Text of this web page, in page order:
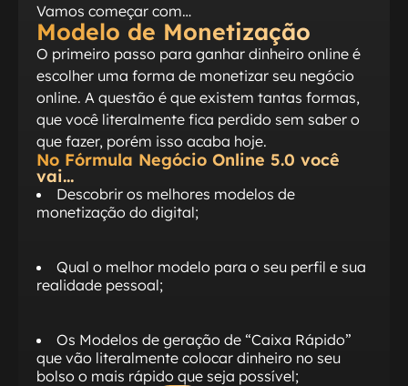
Vamos começar com…
Modelo de Monetização
O primeiro passo para ganhar dinheiro online é
escolher uma forma de monetizar seu negócio
online. A questão é que existem tantas formas,
que você literalmente fica perdido sem saber o
que fazer, porém isso acaba hoje.
No Fórmula Negócio Online 5.0 você
vai…
Descobrir os melhores modelos de
monetização do digital;
Qual o melhor modelo para o seu perfil e sua
realidade pessoal;
Os Modelos de geração de “Caixa Rápido”
que vão literalmente colocar dinheiro no seu
bolso o mais rápido que seja possível;